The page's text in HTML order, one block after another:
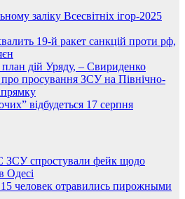
заліку Всесвітніх ігор-2025
19-й ракет санкцій проти рф,
план дій Уряду, – Свириденко
просування ЗСУ на Північно-
відбудеться 17 серпня
спростували фейк щодо
Одесі
человек отравились пирожными